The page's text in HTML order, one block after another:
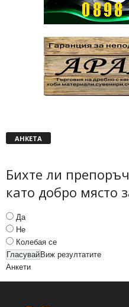
АНКЕТА
Бихте ли
като добро място
Да
Не
Колебая се
Виж резултатите
Анкети